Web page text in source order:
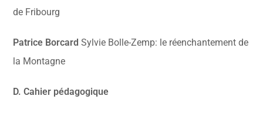
de Fribourg
Patrice BorcardSylvie Bolle-Zemp: le réenchantement de
la Montagne
D. Cahier pédagogique